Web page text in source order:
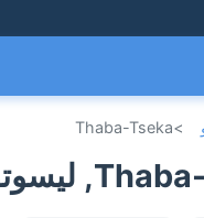
>
Thaba-Tseka